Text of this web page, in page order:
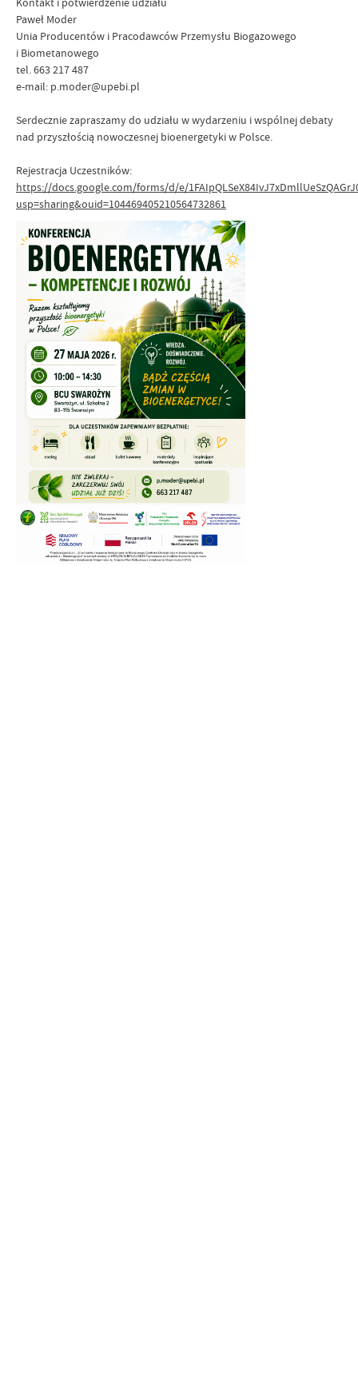
Paweł Moder
Unia Producentów i Pracodawców Przemysłu Biogazowego
i Biometanowego
tel. 663 217 487
e-mail: p.moder@upebi.pl
Serdecznie zapraszamy do udziału w wydarzeniu i wspólnej debaty
nad przyszłością nowoczesnej bioenergetyki w Polsce.
Rejestracja Uczestników:
https://docs.google.com/forms/d/e/
usp=sharing&ouid=104469405210564732861